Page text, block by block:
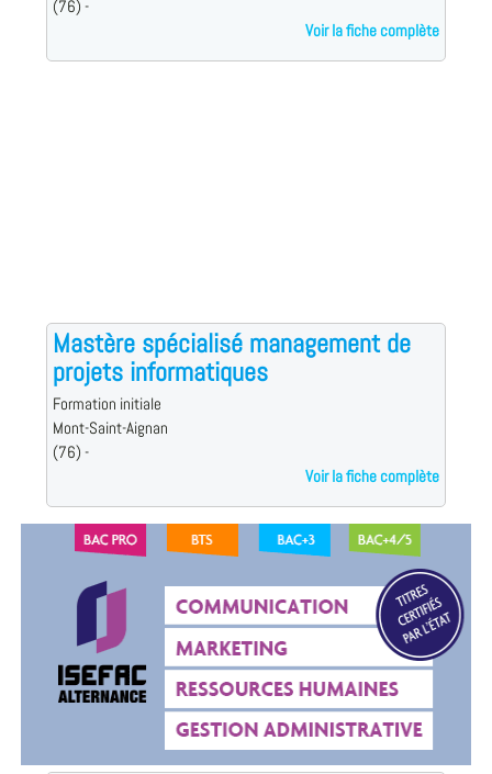
(76) -
Voir la fiche complète
Mastère spécialisé management de
projets informatiques
Formation initiale
Mont-Saint-Aignan
(76) -
Voir la fiche complète